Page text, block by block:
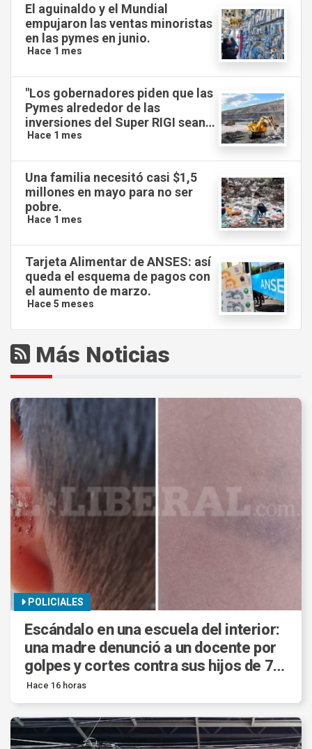
El aguinaldo y el Mundial
empujaron las ventas minoristas
en las pymes en junio.
Hace 1 mes
"Los gobernadores piden que las
Pymes alrededor de las
inversiones del Super RIGI sean
nacionales en un 40%"
Hace 1 mes
Una familia necesitó casi $1,5
millones en mayo para no ser
pobre.
Hace 1 mes
Tarjeta Alimentar de ANSES: así
queda el esquema de pagos con
el aumento de marzo.
Hace 5 meses
Más Noticias
POLICIALES
Escándalo en una escuela del interior:
una madre denunció a un docente por
golpes y cortes contra sus hijos de 7 y
11 años.
Hace 16 horas